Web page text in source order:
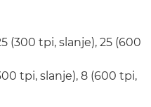
(300 tpi, slanje), 25 (600
tpi, slanje), 8 (600 tpi,